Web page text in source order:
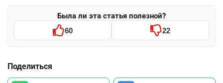
Была ли эта статья полезной?
60 22
Поделиться